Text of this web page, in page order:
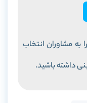
به مشاوران انتخاب
داشته باشید.